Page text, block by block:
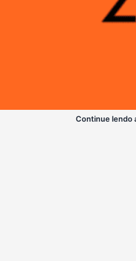
Continue lendo